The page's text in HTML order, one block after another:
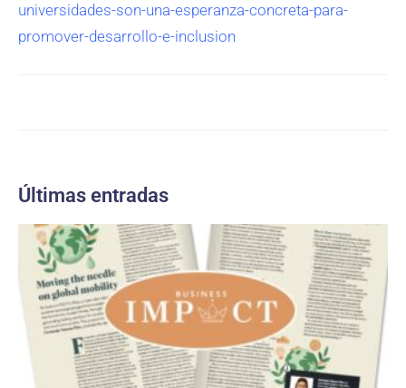
universidades-son-una-esperanza-concreta-para-
promover-desarrollo-e-inclusion
Últimas entradas